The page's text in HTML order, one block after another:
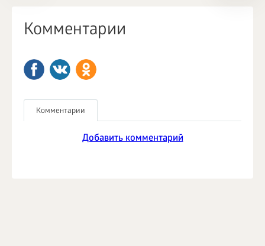
Комментарии
Комментарии
Добавить комментарий